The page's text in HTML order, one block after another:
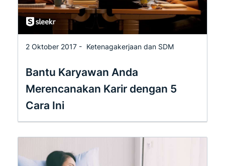
2 Oktober 2017 - Ketenagakerjaan dan SDM
Bantu Karyawan Anda
Merencanakan Karir dengan 5
Cara Ini